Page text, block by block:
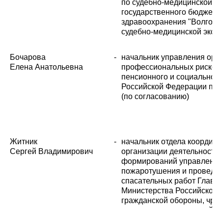
по судебно-медицинской
государственного
здравоохранения
судебно-медицинской
Бочарова
Елена Анатольевна
-
начальник управления
профессиональных
пенсионного и
Российской Федерации по
(по согласованию)
Житник
Сергей Владимирович
-
начальник отдела
организации
формирований
пожаротушения и
спасательных работ
Министерства
гражданской обороны,